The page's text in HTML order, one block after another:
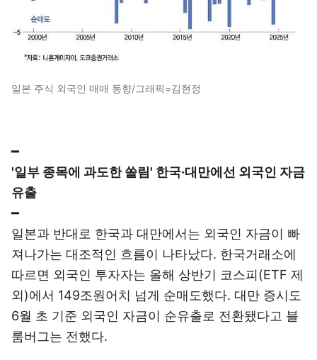
일본 주식 외국인 매매 동향/그래픽=김현정
━
'일부 종목에 과도한 쏠림' 한국·대만에선 외국인 자금
유출
━
일본과 반대로 한국과 대만에서는 외국인 자금이 빠
져나가는 대조적인 흐름이 나타났다. 한국거래소에
따르면 외국인 투자자는 올해 상반기 코스피(ETF 제
외)에서 149조원어치 넘게 순매도했다. 대만 증시도
6월 초 기준 외국인 자금이 순유출로 전환됐다고 블
룸버그는 전했다.